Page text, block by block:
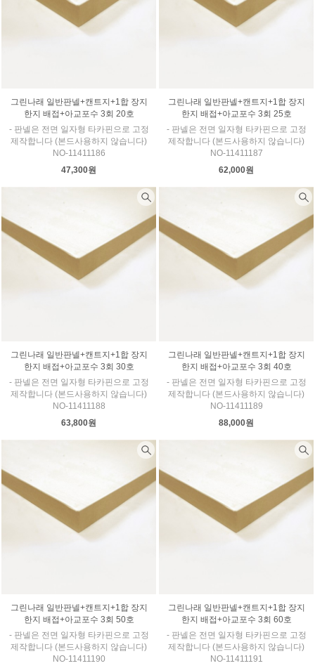
그린나래 일반판넬+캔트지+1합 장지
한지 배접+아교포수 3회 20호
- 판넬은 전면 일자형 타카핀으로 고정
제작합니다 (본드사용하지 않습니다)
NO-11411186
47,300원
그린나래 일반판넬+캔트지+1합 장지
한지 배접+아교포수 3회 25호
- 판넬은 전면 일자형 타카핀으로 고정
제작합니다 (본드사용하지 않습니다)
NO-11411187
62,000원
그린나래 일반판넬+캔트지+1합 장지
한지 배접+아교포수 3회 30호
- 판넬은 전면 일자형 타카핀으로 고정
제작합니다 (본드사용하지 않습니다)
NO-11411188
63,800원
그린나래 일반판넬+캔트지+1합 장지
한지 배접+아교포수 3회 40호
- 판넬은 전면 일자형 타카핀으로 고정
제작합니다 (본드사용하지 않습니다)
NO-11411189
88,000원
그린나래 일반판넬+캔트지+1합 장지
한지 배접+아교포수 3회 50호
- 판넬은 전면 일자형 타카핀으로 고정
제작합니다 (본드사용하지 않습니다)
NO-11411190
그린나래 일반판넬+캔트지+1합 장지
한지 배접+아교포수 3회 60호
- 판넬은 전면 일자형 타카핀으로 고정
제작합니다 (본드사용하지 않습니다)
NO-11411191